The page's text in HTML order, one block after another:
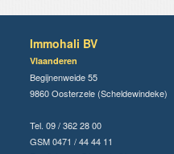
Immohali BV
Vlaanderen
Begijnenweide 55
9860 Oosterzele (Scheldewindeke)
Tel. 09 / 362 28 00
GSM 0471 / 44 44 11